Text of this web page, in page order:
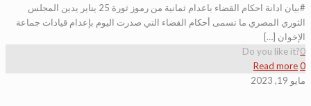
#بيان ادانة احكام القضاء باعدام ثمانية من رموز ثورة 25 يناير يدين المجلس
الثوري المصري ما تسمى أحكام القضاء التي صدرت اليوم بإعدام قيادات جماعة
الإخوان […]
Do you like it?0
0
Read more
مايو 19, 2023